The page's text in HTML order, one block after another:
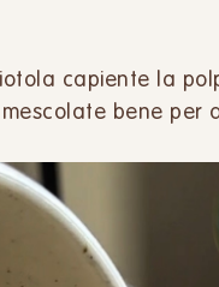
capiente la
bene per